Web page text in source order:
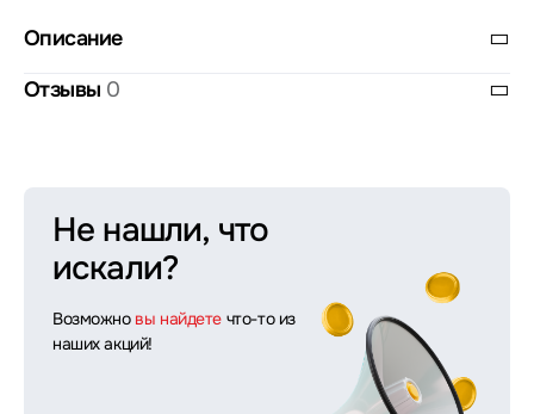
Описание
Отзывы 0
Не нашли, что
искали?
Возможно вы найдете что-то из
наших акций!